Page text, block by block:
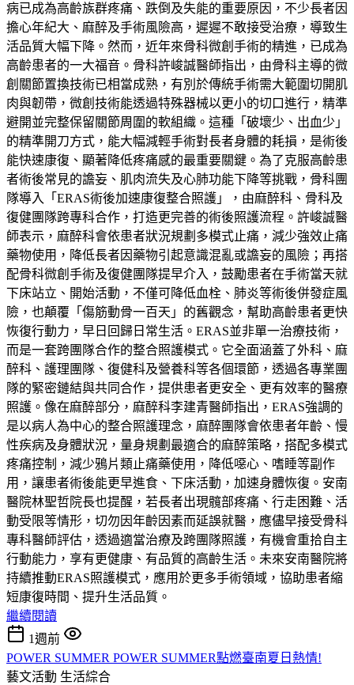
病已成為高齡族群疼痛、跌倒及失能的重要原因，不少長者因
擔心年紀大、麻醉及手術風險高，遲遲不敢接受治療，導致生
活品質大幅下降。然而，近年來骨科微創手術的精進，已成為
高齡患者的一大福音。骨科許峻誠醫師指出，由骨科主導的微
創關節置換技術已相當成熟，有別於傳統手術需大範圍切開肌
肉與韌帶，微創技術能透過特殊器械以更小的切口進行，精準
避開並完整保留關節周圍的軟組織。這種「破壞少、出血少」
的精準開刀方式，能大幅減輕手術對長者身體的耗損，是術後
能快速康復、顯著降低疼痛感的最重要關鍵。為了克服高齡患
者術後常見的譫妄、肌肉流失及心肺功能下降等挑戰，骨科團
隊導入「ERAS術後加速康復整合照護」，由麻醉科、骨科及
復健團隊跨專科合作，打造更完善的術後照護流程。許峻誠醫
師表示，麻醉科會依患者狀況規劃多模式止痛，減少強效止痛
藥物使用，降低長者因藥物引起意識混亂或譫妄的風險；再搭
配骨科微創手術及復健團隊提早介入，鼓勵患者在手術當天就
下床站立、開始活動，不僅可降低血栓、肺炎等術後併發症風
險，也顛覆「傷筋動骨一百天」的舊觀念，幫助高齡患者更快
恢復行動力，早日回歸日常生活。ERAS並非單一治療技術，
而是一套跨團隊合作的整合照護模式。它全面涵蓋了外科、麻
醉科、護理團隊、復健科及營養科等各個環節，透過各專業團
隊的緊密鏈結與共同合作，提供患者更安全、更有效率的醫療
照護。像在麻醉部分，麻醉科李建青醫師指出，ERAS強調的
是以病人為中心的整合照護理念，麻醉團隊會依患者年齡、慢
性疾病及身體狀況，量身規劃最適合的麻醉策略，搭配多模式
疼痛控制，減少鴉片類止痛藥使用，降低噁心、嗜睡等副作
用，讓患者術後能更早進食、下床活動，加速身體恢復。安南
醫院林聖哲院長也提醒，若長者出現髖部疼痛、行走困難、活
動受限等情形，切勿因年齡因素而延誤就醫，應儘早接受骨科
專科醫師評估，透過適當治療及跨團隊照護，有機會重拾自主
行動能力，享有更健康、有品質的高齡生活。未來安南醫院將
持續推動ERAS照護模式，應用於更多手術領域，協助患者縮
短康復時間、提升生活品質。
繼續閱讀
1週前
POWER SUMMER POWER SUMMER點燃臺南夏日熱情!
藝文活動 生活綜合